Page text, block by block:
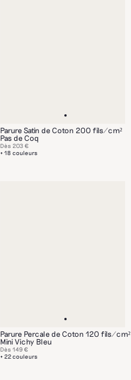
Parure Satin de Coton 200 fils/cm²
Pas de Coq
+ 18 couleurs
Dès 203 €
Parure Percale de Coton 120 fils/cm²
Mini Vichy Bleu
+ 22 couleurs
Dès 149 €